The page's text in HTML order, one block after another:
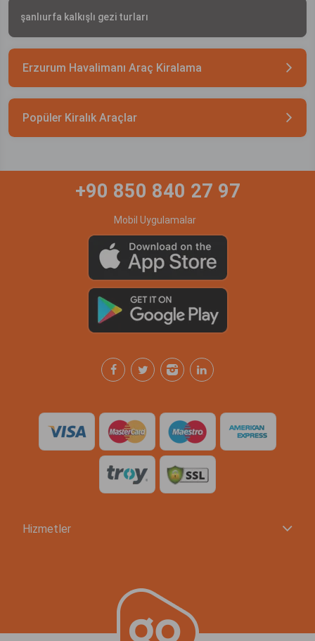
şanlıurfa kalkışlı gezi turları
Erzurum Havalimanı Araç Kiralama
Popüler Kiralık Araçlar
+90 850 840 27 97
Mobil Uygulamalar
Hizmetler